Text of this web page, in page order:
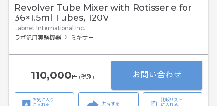
Revolver Tube Mixer with Rotisserie for
36×1.5ml Tubes, 120V
Labnet International Inc.
ラボ汎用実験機器
ミキサー
110,000円 (税別) お問い合わせ
お気に入り
に入れる
共有する
比較リスト
に入れる